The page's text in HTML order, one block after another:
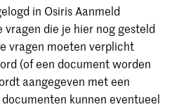
in Osiris Aanmeld
vragen die je hier nog gesteld
vragen moeten verplicht
(of een document worden
aangegeven met een
kunnen eventueel